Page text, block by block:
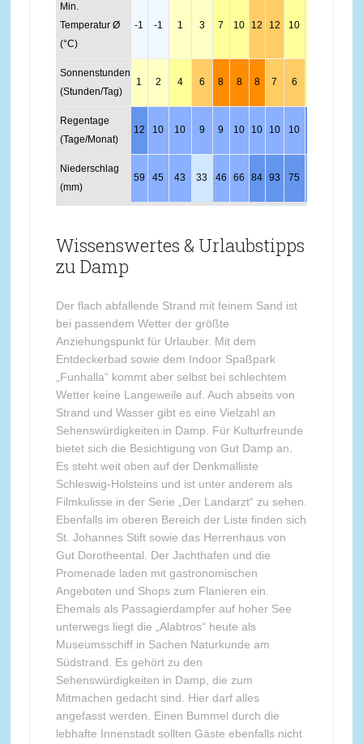
Min.
Temperatur Ø
(°C)
-1 -1 1 3 7 10 12 12 10
Sonnenstunden
(Stunden/Tag)
1 2 4 6 8 8 8 7 6
Regentage
(Tage/Monat)
12 10 10 9 9 10 10 10 10
Niederschlag
(mm)
59 45 43 33 46 66 84 93 75
Wissenswertes & Urlaubstipps
zu Damp
Der flach abfallende Strand mit feinem Sand ist
bei passendem Wetter der größte
Anziehungspunkt für Urlauber. Mit dem
Entdeckerbad sowie dem Indoor Spaßpark
„Funhalla“ kommt aber selbst bei schlechtem
Wetter keine Langeweile auf. Auch abseits von
Strand und Wasser gibt es eine Vielzahl an
Sehenswürdigkeiten in Damp. Für Kulturfreunde
bietet sich die Besichtigung von Gut Damp an.
Es steht weit oben auf der Denkmalliste
Schleswig-Holsteins und ist unter anderem als
Filmkulisse in der Serie „Der Landarzt“ zu sehen.
Ebenfalls im oberen Bereich der Liste finden sich
St. Johannes Stift sowie das Herrenhaus von
Gut Dorotheental. Der Jachthafen und die
Promenade laden mit gastronomischen
Angeboten und Shops zum Flanieren ein.
Ehemals als Passagierdampfer auf hoher See
unterwegs liegt die „Alabtros“ heute als
Museumsschiff in Sachen Naturkunde am
Südstrand. Es gehört zu den
Sehenswürdigkeiten in Damp, die zum
Mitmachen gedacht sind. Hier darf alles
angefasst werden. Einen Bummel durch die
lebhafte Innenstadt sollten Gäste ebenfalls nicht